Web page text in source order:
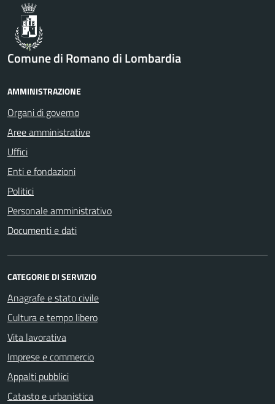
Comune di Romano di Lombardia
AMMINISTRAZIONE
Organi di governo
Aree amministrative
Uffici
Enti e fondazioni
Politici
Personale amministrativo
Documenti e dati
CATEGORIE DI SERVIZIO
Anagrafe e stato civile
Cultura e tempo libero
Vita lavorativa
Imprese e commercio
Appalti pubblici
Catasto e urbanistica